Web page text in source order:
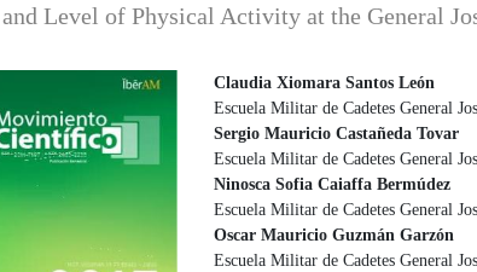
Level of Physical Activity at the General
Contenido principal del
Claudia Xiomara Santos León
Escuela Militar de Cadetes General
Sergio Mauricio Castañeda Tovar
Escuela Militar de Cadetes General
Ninosca Sofia Caiaffa Bermúdez
Escuela Militar de Cadetes General
Oscar Mauricio Guzmán Garzón
Escuela Militar de Cadetes General